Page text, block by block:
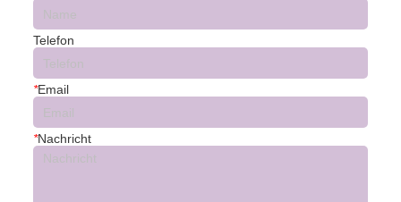
Telefon
*Email
*Nachricht